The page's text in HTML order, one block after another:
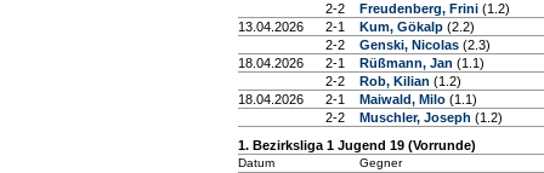
2-2
Freudenberg, Frini (1.2)
13.04.2026
2-1 Kum, Gökalp (2.2)
2-2
Genski, Nicolas (2.3)
18.04.2026
2-1 Rüßmann, Jan (1.1)
2-2
Rob, Kilian (1.2)
18.04.2026
2-1 Maiwald, Milo (1.1)
2-2
Muschler, Joseph (1.2)
1. Bezirksliga 1 Jugend 19 (Vorrunde)
Datum Gegner